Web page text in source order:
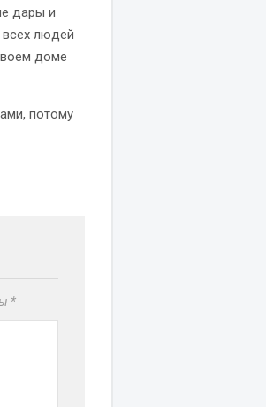
дары и
людей
доме
потому
*